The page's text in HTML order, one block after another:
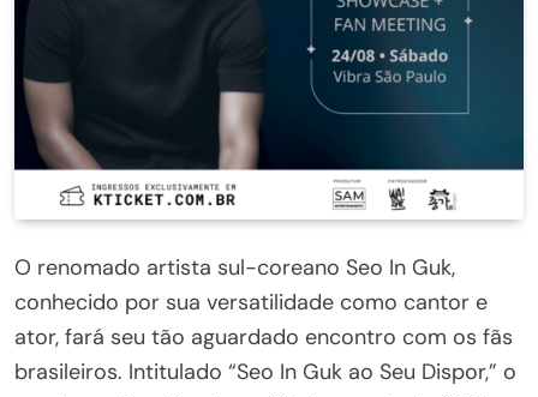
O renomado artista sul-coreano Seo In Guk,
conhecido por sua versatilidade como cantor e
ator, fará seu tão aguardado encontro com os fãs
brasileiros. Intitulado “Seo In Guk ao Seu Dispor,” o